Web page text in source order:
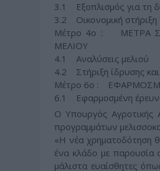
3.1 Εξοπλισμός για τη
3.2 Οικονομική στήριξη
Μέτρο 4ο : ΜΕΤΡΑ
ΜΕΛΙΟΥ
4.1 Αναλύσεις μελιού
4.2 Στήριξη ίδρυσης
Μέτρο 6ο :
6.1 Εφαρμοσμένη
Ο Υπουργός Αγροτικής
προγραμμάτων
«Η νέα χρηματοδότηση
ένα κλάδο με παρουσία
μάλιστα ευαίσθητες